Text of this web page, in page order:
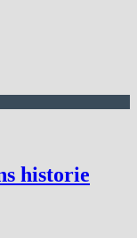
historie